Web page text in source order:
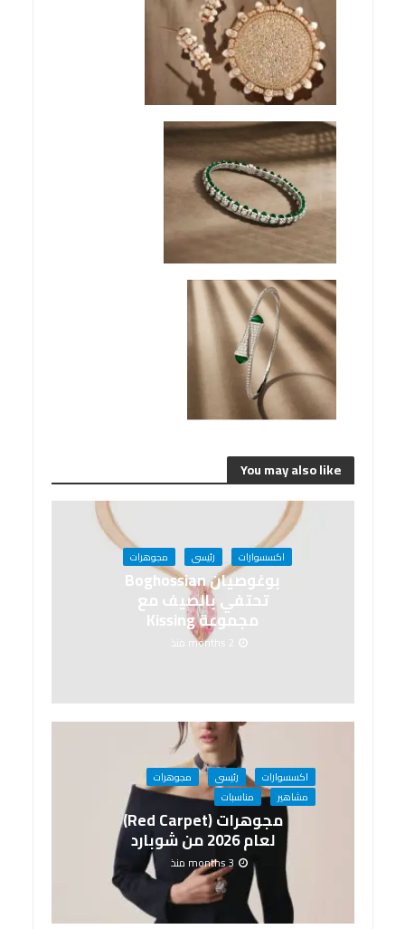
You may also like
اكسسوارات رئيسى مجوهرات
بوغوصيان Boghossian
تحتفي بالصيف مع
مجموعة Kissing
2 months منذ
اكسسوارات رئيسى
مجوهرات
مشاهير
مناسبات
مجوهرات (Red Carpet)
لعام 2026 من شوبارد
3 months منذ